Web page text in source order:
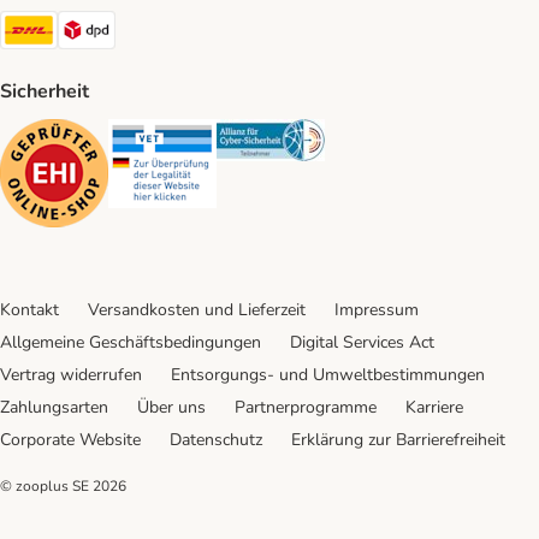
DHL Shipping Method
Sicherheit
Security Security Security
Kontakt Versandkosten und Lieferzeit
Impressum
Allgemeine Geschäftsbedingungen
Digital Services Act
Vertrag widerrufen
Entsorgungs- und Umweltbestimmungen
Zahlungsarten
Über uns Partnerprogramme
Karriere
Corporate Website
Datenschutz Erklärung zur Barrierefreiheit
© zooplus SE 2026